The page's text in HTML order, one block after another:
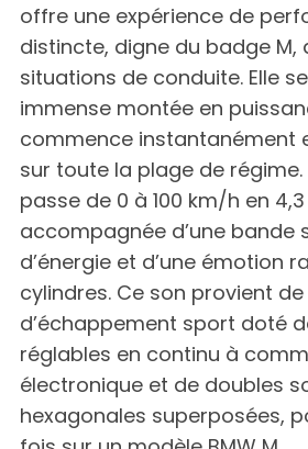
offre une expérience de
distincte, digne du badge M,
situations de conduite. Elle
immense montée en
commence instantanément
sur toute la plage de régime.
passe de 0 à 100 km/h en
accompagnée d’une bande
d’énergie et d’une émotion
cylindres. Ce son provient
d’échappement sport doté
réglables en continu à
électronique et de doubles
hexagonales superposées,